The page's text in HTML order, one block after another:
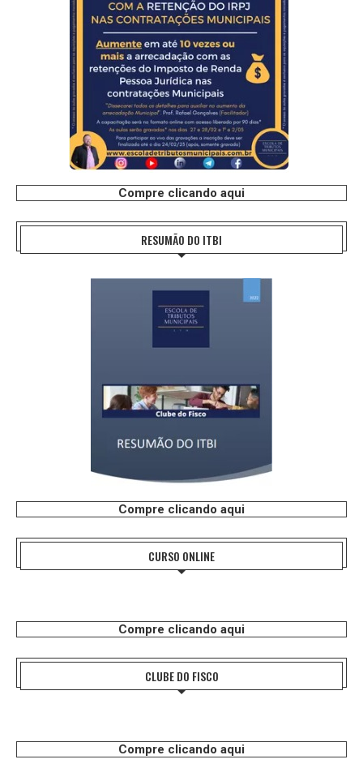
Compre clicando aqui
RESUMÃO DO ITBI
Compre clicando aqui
CURSO ONLINE
Compre clicando aqui
CLUBE DO FISCO
Compre clicando aqui